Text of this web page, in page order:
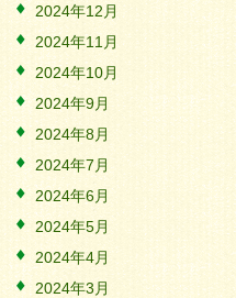
2024年12月
2024年11月
2024年10月
2024年9月
2024年8月
2024年7月
2024年6月
2024年5月
2024年4月
2024年3月